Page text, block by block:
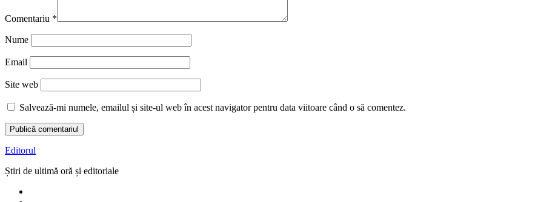
Comentariu *
Nume
Email
Site web
Salvează-mi numele, emailul și site-ul web în acest navigator pentru data viitoare când o să comentez.
Editorul
Știri de ultimă oră și editoriale